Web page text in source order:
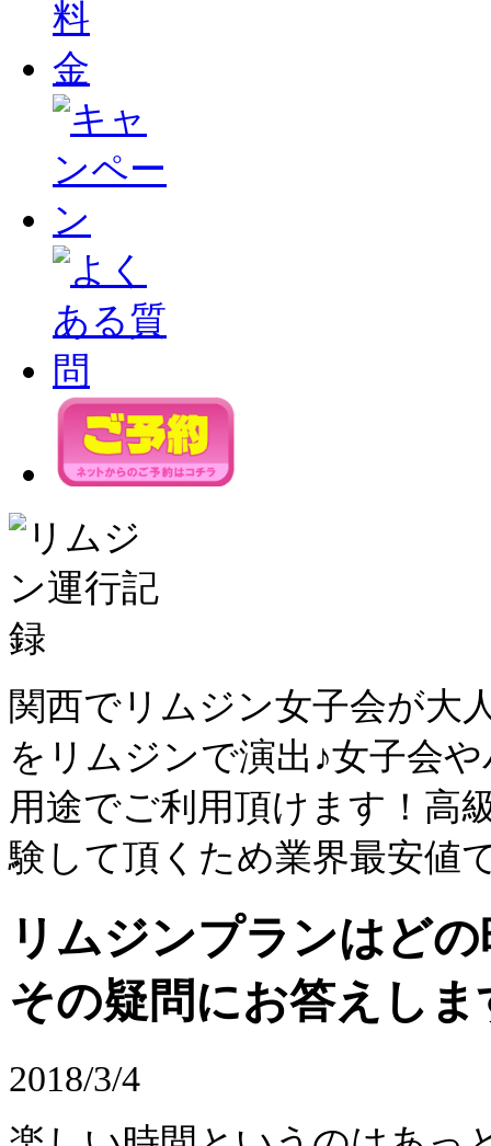
関西でリムジン女子会が大
をリムジンで演出♪女子会
用途でご利用頂けます！高
験して頂くため業界最安値
リムジンプランはど
その疑問にお答えしま
2018/3/4